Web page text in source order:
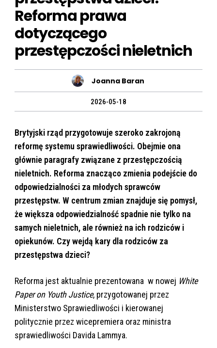
Reforma prawa
dotyczącego
przestępczości nieletnich
Joanna Baran
2026-05-18
Brytyjski rząd przygotowuje szeroko zakrojoną
reformę systemu sprawiedliwości. Obejmie ona
głównie paragrafy związane z przestępczością
nieletnich. Reforma znacząco zmienia podejście do
odpowiedzialności za młodych sprawców
przestępstw. W centrum zmian znajduje się pomysł,
że większa odpowiedzialność spadnie nie tylko na
samych nieletnich, ale również na ich rodziców i
opiekunów. Czy wejdą kary dla rodziców za
przestępstwa dzieci?
Reforma jest aktualnie prezentowana w nowej White
Paper on Youth Justice, przygotowanej przez
Ministerstwo Sprawiedliwości i kierowanej
politycznie przez wicepremiera oraz ministra
sprawiedliwości Davida Lammya.